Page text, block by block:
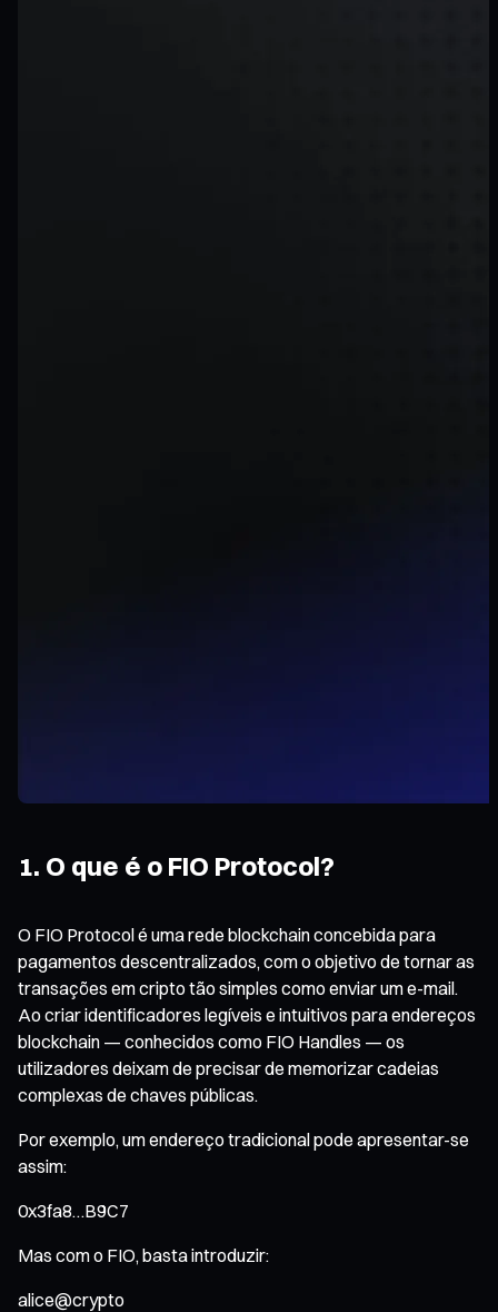
1. O que é o FIO Protocol?
O FIO Protocol é uma rede blockchain concebida para
pagamentos descentralizados, com o objetivo de tornar as
transações em cripto tão simples como enviar um e-mail.
Ao criar identificadores legíveis e intuitivos para endereços
blockchain — conhecidos como FIO Handles — os
utilizadores deixam de precisar de memorizar cadeias
complexas de chaves públicas.
Por exemplo, um endereço tradicional pode apresentar-se
assim:
0x3fa8…B9C7
Mas com o FIO, basta introduzir:
alice@crypto